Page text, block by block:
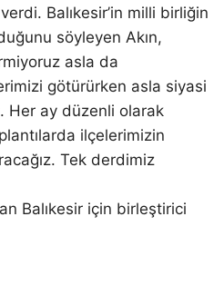
Balıkesir’in milli birliğin
söyleyen Akın,
asla da
götürürken asla siyasi
Her ay düzenli olarak
ilçelerimizin
Tek derdimiz